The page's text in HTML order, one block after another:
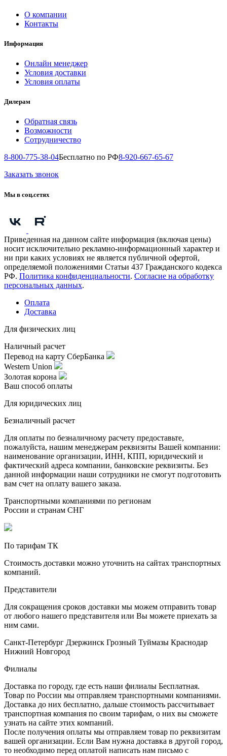
О компании
Контакты
Информация
Онлайн менеджер
Условия доставки
Условия оплаты
Дилерам
Обратная связь
Возможности
Сотрудничество
8-800-775-38-04Бесплатно по РФ8-920-667-65-67
Заказать звонок
Мы в соц.сетях
Приведенная на данном сайте информация (включая цены)
носит исключительно рекламно-информационный характер и
ни при каких условиях не является публичной офертой,
определяемой положениями Статьи 437 Гражданского кодекса
РФ. Политика конфиденциальности. Согласие на обработку
персональных данных.
Оплата
Доставка
Для физических лиц
Наличный расчет
Перевод на карту СберБанка
Western Union
Золотая корона
Ваш способ оплаты
Для юридических лиц
Безналичный расчет
Для оплаты по безналичному расчету предоставьте,
пожалуйста, нашим менеджерам реквизиты Вашей компании:
наименование организации, ИНН, КПП, юридический и
фактический адреса компании, банковские реквизиты. Без
данной информации наши сотрудники не смогут подготовить
вам счет на оплату вашего заказа.
Транспортными компаниями по регионам
России и странам СНГ
По тарифам ТК
Стоимость доставки можно уточнить на сайтах транспортных
компаний.
Представители
Для сокращения сроков доставки мы можем отправить товар
от любого нашего представителя или Вы можете приехать за
ним сами.
Санкт-Петербург Дзержинск Грозный Туймазы Краснодар
Нижний Новгород
Филиалы
Доставка по городу, где есть наши филиалы Бесплатная.
Товар по России мы отправляем транспортными компаниями.
Доставка до них бесплатно, дальше стоимость рассчитывает
транспортная компания по своим тарифам, о них вы сможете
узнать на сайте этих компаний.
После получения оплаты мы отправляем товар по реквизитам
вашей организации. Если Вам нужна доставка в другой город,
то необходимо перед оплатой написать нам письмо с